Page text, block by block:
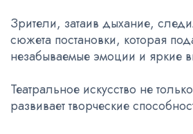
Зрители, затаив дыхание,
сюжета постановки, которая
незабываемые эмоции и яркие
Театральное искусство не
развивает творческие